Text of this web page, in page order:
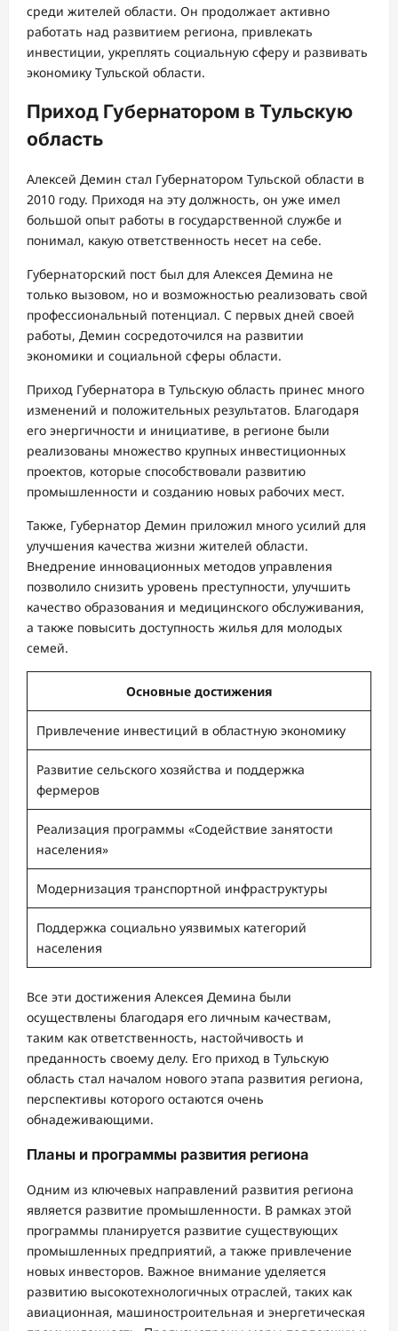
среди жителей области. Он продолжает активно
работать над развитием региона, привлекать
инвестиции, укреплять социальную сферу и развивать
экономику Тульской области.
Приход Губернатором в Тульскую
область
Алексей Демин стал Губернатором Тульской области в
2010 году. Приходя на эту должность, он уже имел
большой опыт работы в государственной службе и
понимал, какую ответственность несет на себе.
Губернаторский пост был для Алексея Демина не
только вызовом, но и возможностью реализовать свой
профессиональный потенциал. С первых дней своей
работы, Демин сосредоточился на развитии
экономики и социальной сферы области.
Приход Губернатора в Тульскую область принес много
изменений и положительных результатов. Благодаря
его энергичности и инициативе, в регионе были
реализованы множество крупных инвестиционных
проектов, которые способствовали развитию
промышленности и созданию новых рабочих мест.
Также, Губернатор Демин приложил много усилий для
улучшения качества жизни жителей области.
Внедрение инновационных методов управления
позволило снизить уровень преступности, улучшить
качество образования и медицинского обслуживания,
а также повысить доступность жилья для молодых
семей.
Основные достижения
Привлечение инвестиций в областную экономику
Развитие сельского хозяйства и поддержка
фермеров
Реализация программы «Содействие занятости
населения»
Модернизация транспортной инфраструктуры
Поддержка социально уязвимых категорий
населения
Все эти достижения Алексея Демина были
осуществлены благодаря его личным качествам,
таким как ответственность, настойчивость и
преданность своему делу. Его приход в Тульскую
область стал началом нового этапа развития региона,
перспективы которого остаются очень
обнадеживающими.
Планы и программы развития региона
Одним из ключевых направлений развития региона
является развитие промышленности. В рамках этой
программы планируется развитие существующих
промышленных предприятий, а также привлечение
новых инвесторов. Важное внимание уделяется
развитию высокотехнологичных отраслей, таких как
авиационная, машиностроительная и энергетическая